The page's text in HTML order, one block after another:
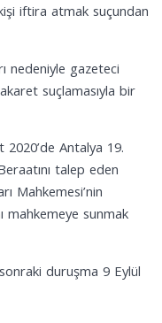
iftira atmak suçundan
nedeniyle gazeteci
suçlamasıyla bir
2020’de Antalya 19.
talep eden
Mahkemesi’nin
mahkemeye sunmak
duruşma 9 Eylül